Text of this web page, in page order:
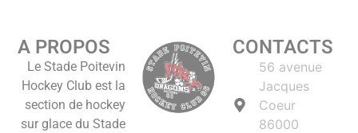
A PROPOS
Le Stade Poitevin
Hockey Club est la
section de hockey
sur glace du Stade
CONTACTS
56 avenue
Jacques
Coeur
86000